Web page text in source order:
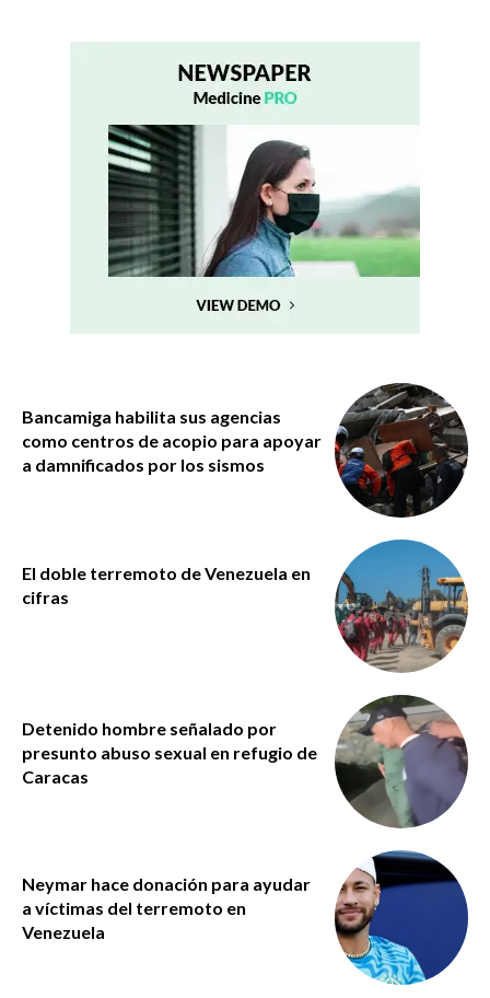
Bancamiga habilita sus agencias
como centros de acopio para apoyar
a damnificados por los sismos
El doble terremoto de Venezuela en
cifras
Detenido hombre señalado por
presunto abuso sexual en refugio de
Caracas
Neymar hace donación para ayudar
a víctimas del terremoto en
Venezuela